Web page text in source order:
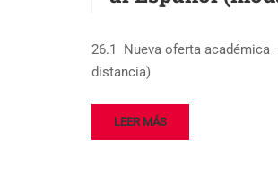
26.1 Nueva oferta académica
distancia)
LEER MÁS